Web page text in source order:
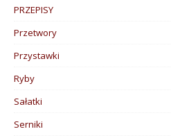
PRZEPISY
Przetwory
Przystawki
Ryby
Sałatki
Serniki